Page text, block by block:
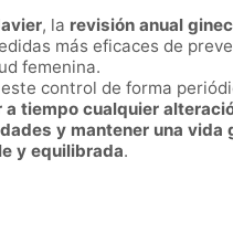
, la revisión anual
más eficaces de
femenina.
control de forma
tiempo cualquier
y mantener una vida
y equilibrada.